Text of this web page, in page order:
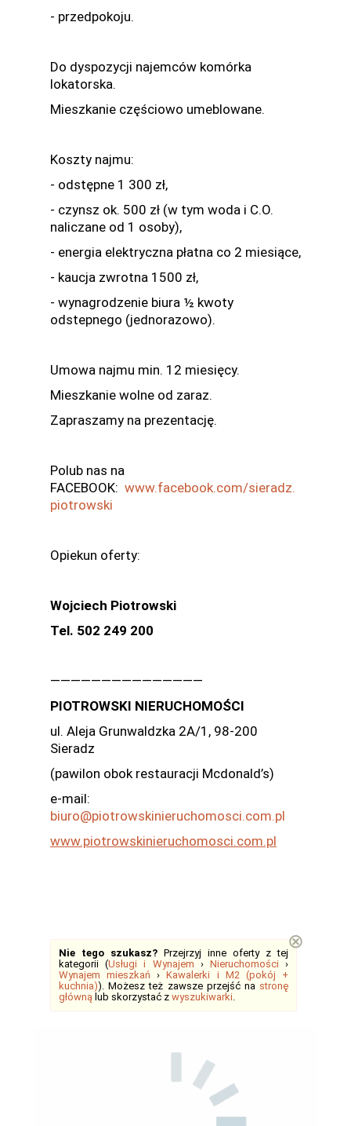
- przedpokoju.
Do dyspozycji najemców komórka
lokatorska.
Mieszkanie częściowo umeblowane.
Koszty najmu:
- odstępne 1 300 zł,
- czynsz ok. 500 zł (w tym woda i C.O.
naliczane od 1 osoby),
- energia elektryczna płatna co 2 miesiące,
- kaucja zwrotna 1500 zł,
- wynagrodzenie biura ½ kwoty
odstepnego (jednorazowo).
Umowa najmu min. 12 miesięcy.
Mieszkanie wolne od zaraz.
Zapraszamy na prezentację.
Polub nas na
FACEBOOK: www.facebook.com/sieradz.
piotrowski
Opiekun oferty:
Wojciech Piotrowski
Tel. 502 249 200
———————————————
PIOTROWSKI NIERUCHOMOŚCI
ul. Aleja Grunwaldzka 2A/1, 98-200
Sieradz
(pawilon obok restauracji Mcdonald’s)
e-mail:
biuro@piotrowskinieruchomosci.com.pl
www.piotrowskinieruchomosci.com.pl
Nie tego szukasz? Przejrzyj inne oferty z tej
kategorii (Usługi i Wynajem › Nieruchomości›
Wynajem mieszkań ›Kawalerki i M2 (pokój +
kuchnia)). Możesz też zawsze przejść na stronę
główną lub skorzystać z wyszukiwarki.
⊗